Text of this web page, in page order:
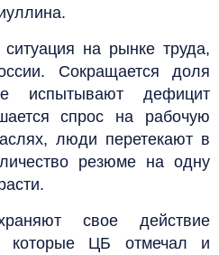
ситуация на рынке труда,
Сокращается доля
испытывают дефицит
спрос на рабочую
люди перетекают в
резюме на одну
свое действие
которые ЦБ отмечал и